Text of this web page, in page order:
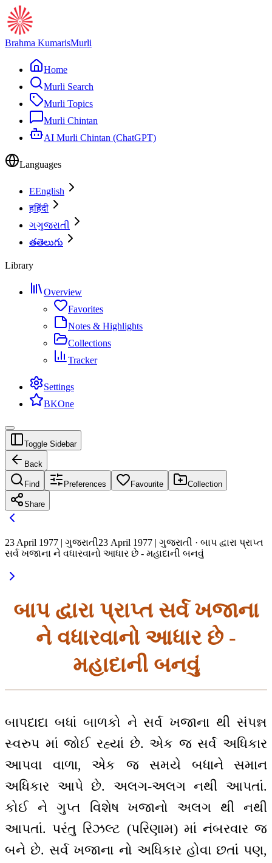
Brahma KumarisMurli
Home
Murli Search
Murli Topics
Murli Chintan
AI Murli Chintan (ChatGPT)
Languages
EEnglish
हहिंदी
ગગુજરાતી
తతెలుగు
Library
Overview
Favorites
Notes & Highlights
Collections
Tracker
Settings
BKOne
Toggle Sidebar
Back
Find Preferences Favourite Collection
Share
23 April 1977 | ગુજરાતી23 April 1977 | ગુજરાતી · બાપ દ્વારા પ્રાપ્ત
સર્વ ખજાના ને વધારવાનો આધાર છે - મહાદાની બનવું
બાપ દ્વારા પ્રાપ્ત સર્વ ખજાના
ને વધારવાનો આધાર છે -
મહાદાની બનવું
બાપદાદા બધાં બાળકો ને સર્વ ખજાના થી સંપન્ન
સ્વરુપ માં જોઈ રહ્યાં છે. એક જ સર્વ અધિકાર
આપવા વાળા, એક જ સમયે બધાને સમાન
અધિકાર આપે છે. અલગ-અલગ નથી આપતાં.
કોઈ ને ગુપ્ત વિશેષ ખજાનો અલગ થી નથી
આપતાં. પરંતુ રિઝલ્ટ (પરિણામ) માં નંબરવાર જ
બને છે. સર્વ ખજાના નો અધિકાર હોવા છતાં પણ,